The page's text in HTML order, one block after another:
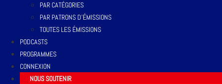
PAR CATÉGORIES
PAR PATRONS D’ÉMISSIONS
TOUTES LES ÉMISSIONS
PODCASTS
PROGRAMMES
CONNEXION
NOUS SOUTENIR